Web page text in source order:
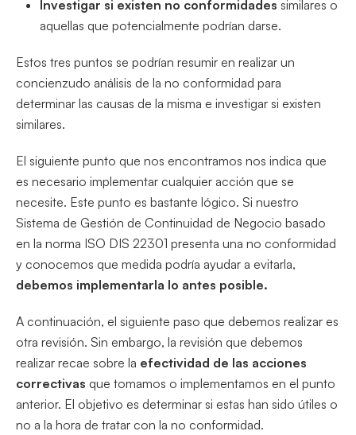
Investigar si existen no conformidades similares o
aquellas que potencialmente podrían darse.
Estos tres puntos se podrían resumir en realizar un
concienzudo análisis de la no conformidad para
determinar las causas de la misma e investigar si existen
similares.
El siguiente punto que nos encontramos nos indica que
es necesario implementar cualquier acción que se
necesite. Este punto es bastante lógico. Si nuestro
Sistema de Gestión de Continuidad de Negocio basado
en la norma ISO DIS 22301 presenta una no conformidad
y conocemos que medida podría ayudar a evitarla,
debemos implementarla lo antes posible.
A continuación, el siguiente paso que debemos realizar es
otra revisión. Sin embargo, la revisión que debemos
realizar recae sobre la efectividad de las acciones
correctivas que tomamos o implementamos en el punto
anterior. El objetivo es determinar si estas han sido útiles o
no a la hora de tratar con la no conformidad.